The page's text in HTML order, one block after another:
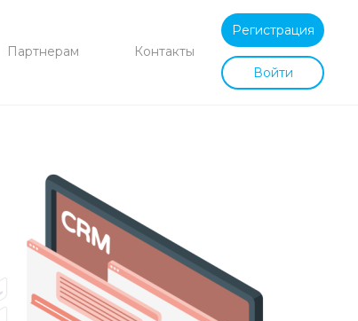
Партнерам Контакты
Регистрация
Войти